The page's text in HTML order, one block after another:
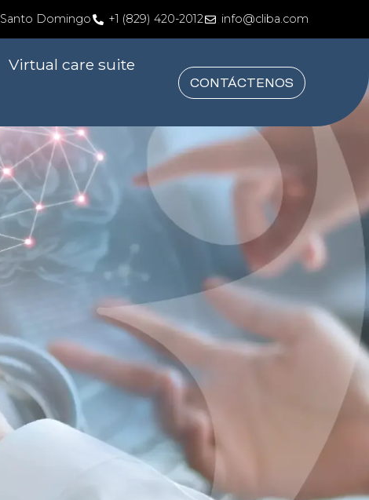
Santo Domingo +1 (829) 420-2012 info@cliba.com
Virtual care suite
CONTÁCTENOS